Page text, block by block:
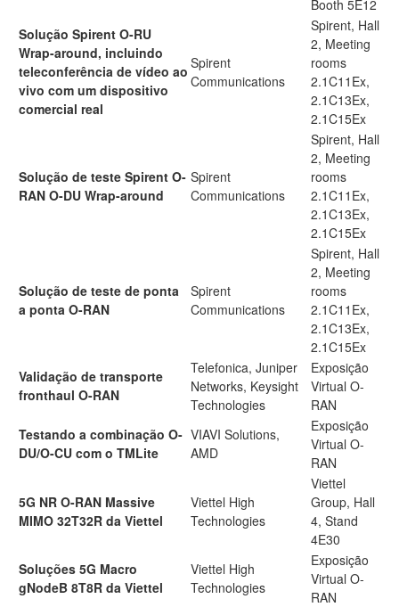
Booth 5E12
Solução Spirent O-RU
Wrap-around, incluindo
teleconferência de vídeo ao
vivo com um dispositivo
comercial real
Spirent
Communications
Spirent, Hall
2, Meeting
rooms
2.1C11Ex,
2.1C13Ex,
2.1C15Ex
Solução de teste Spirent O-
RAN O-DU Wrap-around
Spirent
Communications
Spirent, Hall
2, Meeting
rooms
2.1C11Ex,
2.1C13Ex,
2.1C15Ex
Solução de teste de ponta
a ponta O-RAN
Spirent
Communications
Spirent, Hall
2, Meeting
rooms
2.1C11Ex,
2.1C13Ex,
2.1C15Ex
Validação de transporte
fronthaul O-RAN
Telefonica, Juniper
Networks, Keysight
Technologies
Exposição
Virtual O-
RAN
Testando a combinação O-
DU/O-CU com o TMLite
VIAVI Solutions,
AMD
Exposição
Virtual O-
RAN
5G NR O-RAN Massive
MIMO 32T32R da Viettel
Viettel High
Technologies
Viettel
Group, Hall
4, Stand
4E30
Soluções 5G Macro
gNodeB 8T8R da Viettel
Viettel High
Technologies
Exposição
Virtual O-
RAN